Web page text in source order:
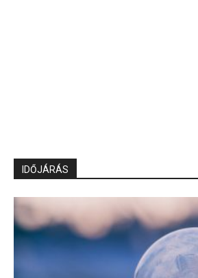
IDŐJÁRÁS